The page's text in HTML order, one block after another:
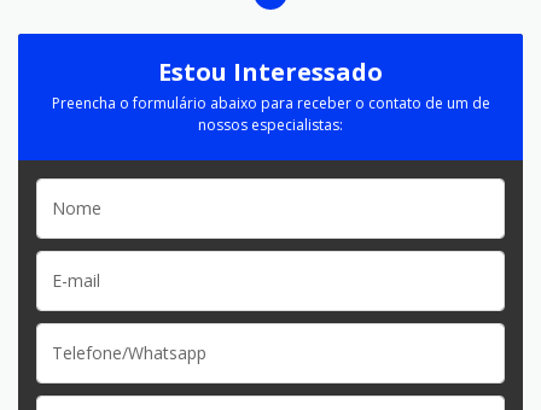
Estou Interessado
Preencha o formulário abaixo para receber o contato de um de
nossos especialistas: